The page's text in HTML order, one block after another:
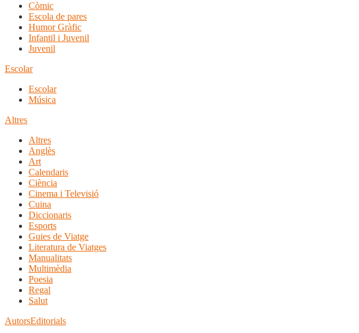
Còmic
Escola de pares
Humor Gràfic
Infantil i Juvenil
Juvenil
Escolar
Escolar
Música
Altres
Altres
Anglès
Art
Calendaris
Ciència
Cinema i Televisió
Cuina
Diccionaris
Esports
Guies de Viatge
Literatura de Viatges
Manualitats
Multimèdia
Poesia
Regal
Salut
AutorsEditorials